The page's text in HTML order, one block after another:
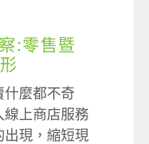
:零售暨
什麼都不奇
線上商店服務
出現，縮短現